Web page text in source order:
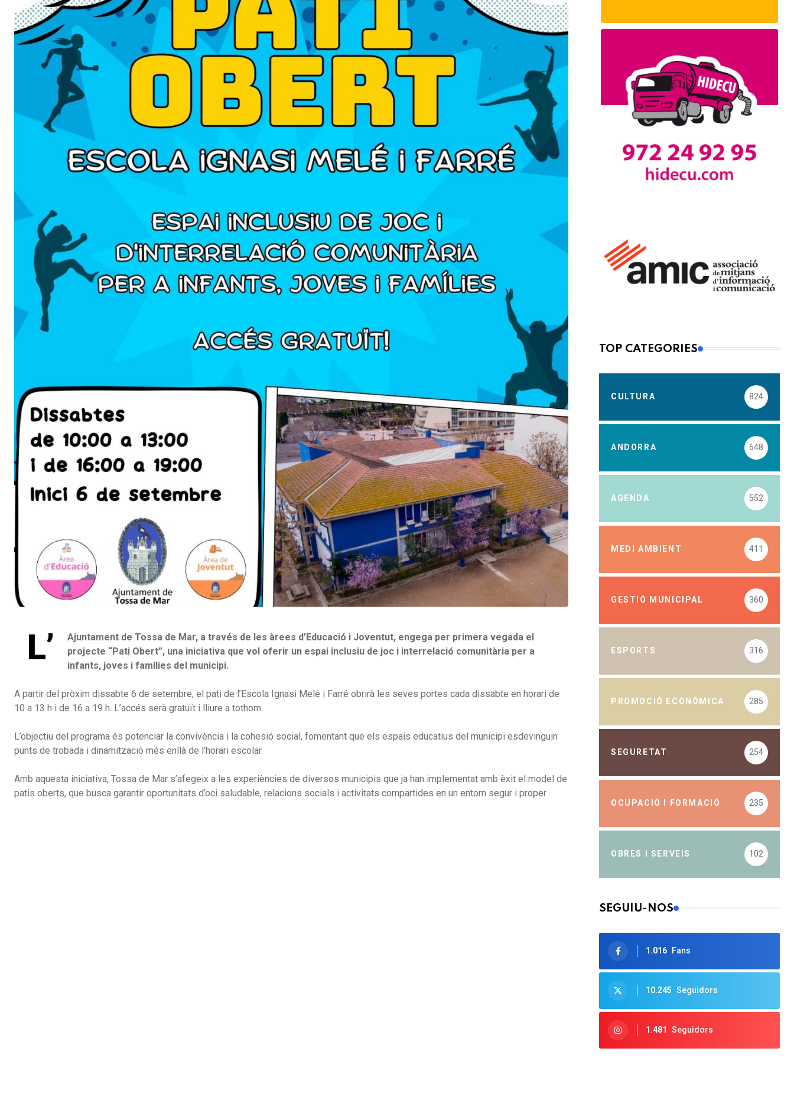
L’
Ajuntament de Tossa de Mar, a través de les àrees d’Educació i Joventut, engega per primera vegada el
projecte “Pati Obert”, una iniciativa que vol oferir un espai inclusiu de joc i interrelació comunitària per a
infants, joves i famílies del municipi.
A partir del pròxim dissabte 6 de setembre, el pati de l’Escola Ignasi Melé i Farré obrirà les seves portes cada dissabte en horari de
10 a 13 h i de 16 a 19 h. L’accés serà gratuït i lliure a tothom.
L’objectiu del programa és potenciar la convivència i la cohesió social, fomentant que els espais educatius del municipi esdevinguin
punts de trobada i dinamització més enllà de l’horari escolar.
Amb aquesta iniciativa, Tossa de Mar s’afegeix a les experiències de diversos municipis que ja han implementat amb èxit el model de
patis oberts, que busca garantir oportunitats d’oci saludable, relacions socials i activitats compartides en un entorn segur i proper.
TOP CATEGORIES
CULTURA 824
ANDORRA 648
AGENDA 552
MEDI AMBIENT 411
GESTIÓ MUNICIPAL 360
ESPORTS 316
PROMOCIÓ ECONÒMICA 285
SEGURETAT 254
OCUPACIÓ I FORMACIÓ 235
OBRES I SERVEIS 102
SEGUIU-NOS
1.016 Fans
10.245 Seguidors
1.481 Seguidors